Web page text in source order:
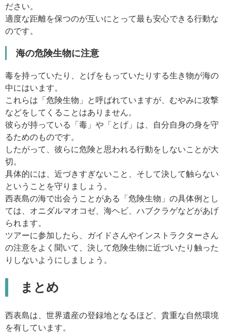
ださい。
適度な距離を保つのが互いにとって最も安心できる行動な
のです。
海の危険生物に注意
毒を持っていたり、とげをもっていたりする生き物が海の
中にはいます。
これらは「危険生物」と呼ばれていますが、むやみに攻撃
などをしてくることはありません。
彼らが持っている「毒」や「とげ」は、自分自身の身を守
るためのものです。
したがって、彼らに危険と思われる行動をしないことが大
切。
具体的には、近づきすぎないこと、そして決して触らない
ということを守りましょう。
西表島の海で出会うことがある「危険生物」の具体例とし
ては、オニダルマオコゼ、海ヘビ、ハブクラゲなどがあげ
られます。
ツアーに参加したら、ガイドさんやインストラクターさん
の注意をよく聞いて、決して危険生物に近づいたり触った
りしないようにしましょう。
まとめ
西表島は、世界遺産の登録地となるほど、貴重な自然環境
を有しています。